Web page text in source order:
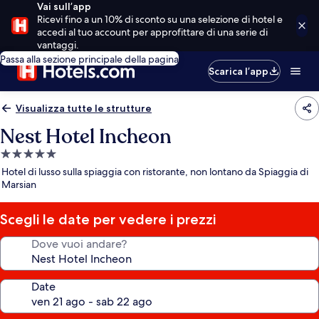
Vai sull’app
Ricevi fino a un 10% di sconto su una selezione di hotel e
accedi al tuo account per approfittare di una serie di
vantaggi.
Passa alla sezione principale della pagina
Scarica l’app
Visualizza tutte le strutture
Nest Hotel Incheon
Struttura
a
5.0
stelle
Hotel di lusso sulla spiaggia con ristorante, non lontano da Spiaggia di
Marsian
Scegli le date per vedere i prezzi
Dove vuoi andare?
Date